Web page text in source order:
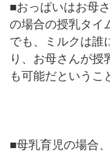
■おっぱいはお母
の場合の授乳タイ
でも、ミルクは誰
り、お母さんが授
も可能だというこ
■母乳育児の場合